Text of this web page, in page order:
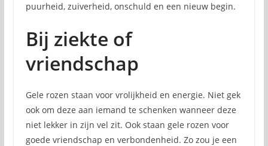
puurheid, zuiverheid, onschuld en een nieuw begin.
Bij ziekte of
vriendschap
Gele rozen staan voor vrolijkheid en energie. Niet gek
ook om deze aan iemand te schenken wanneer deze
niet lekker in zijn vel zit. Ook staan gele rozen voor
goede vriendschap en verbondenheid. Zo zou je een